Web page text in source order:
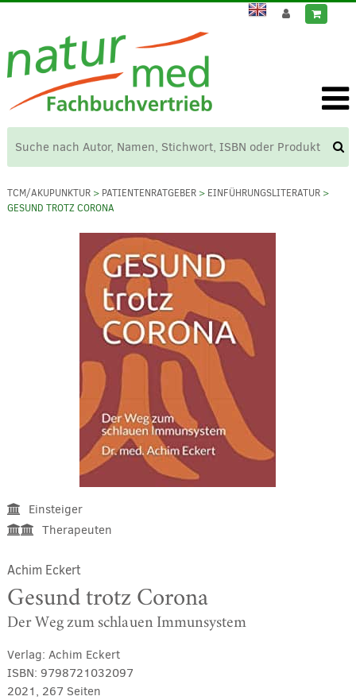
TCM/AKUPUNKTUR> PATIENTENRATGEBER> EINFÜHRUNGSLITERATUR>
GESUND TROTZ CORONA
Einsteiger
Therapeuten
Achim Eckert
Gesund trotz Corona
Der Weg zum schlauen Immunsystem
Verlag: Achim Eckert
ISBN: 9798721032097
2021, 267 Seiten